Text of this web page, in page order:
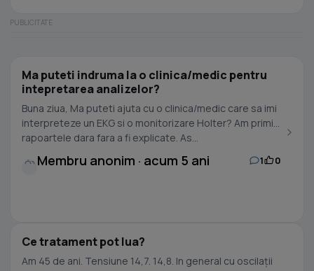
Ma puteti indruma la o clinica/medic pentru
intepretarea analizelor?
Buna ziua, Ma puteti ajuta cu o clinica/medic care sa imi
interpreteze un EKG si o monitorizare Holter? Am primit
rapoartele dara fara a fi explicate. As...
Membru anonim · acum 5 ani 1 0
Ce tratament pot lua?
Am 45 de ani. Tensiune 14,7. 14,8. In general cu oscilații